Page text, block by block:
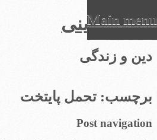
عرفان دینی
دین و زندگی
Main menu
to
content
برچسب: تحمل پایتخت
Post navigation